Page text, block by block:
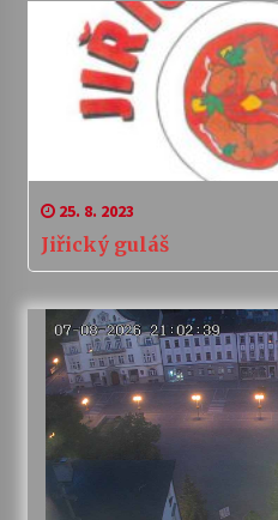
25. 8. 2023
Jiřický guláš